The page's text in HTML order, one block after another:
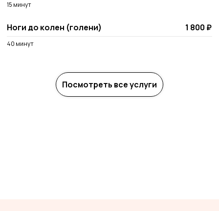
Посмотреть все услуги
40 минут
15 минут
1 800 ₽
Ноги до колен (голени)